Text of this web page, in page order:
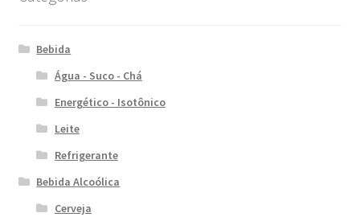
Bebida
Água - Suco - Chá
Energético - Isotônico
Leite
Refrigerante
Bebida Alcoólica
Cerveja